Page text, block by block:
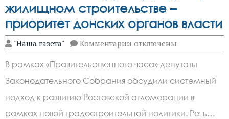
жилищном строительстве –
приоритет донских органов власти
"Наша газета" Комментарии к
записи
Ищенко:
развитие
социальной
инфраструктуры
при
жилищном
отключены
В рамках «Правительственного часа» депутаты
Законодательного Собрания обсудили системный
подход к развитию Ростовской агломерации в
рамках новой градостроительной политики. Речь…